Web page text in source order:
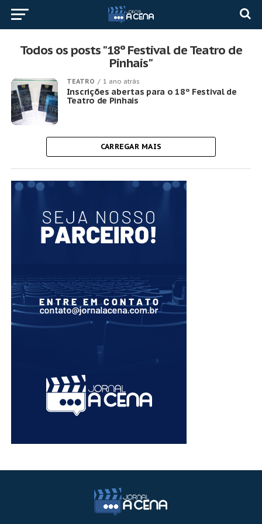
Todos os posts "18º Festival de Teatro de
Pinhais"
TEATRO 1 ano atrás
Inscrições abertas para o 18º Festival de
Teatro de Pinhais
CARREGAR MAIS